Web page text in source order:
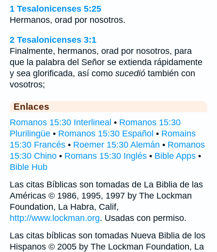
1 Tesalonicenses 5:25
Hermanos, orad por nosotros.
2 Tesalonicenses 3:1
Finalmente, hermanos, orad por nosotros, para
que la palabra del Señor se extienda rápidamente
y sea glorificada, así como sucedió también con
vosotros;
Enlaces
Romanos 15:30 Interlineal • Romanos 15:30
Plurilingüe • Romanos 15:30 Español • Romains
15:30 Francés • Roemer 15:30 Alemán • Romanos
15:30 Chino • Romans 15:30 Inglés • Bible Apps •
Bible Hub
Las citas Bíblicas son tomadas de La Biblia de las
Américas © 1986, 1995, 1997 by The Lockman
Foundation, La Habra, Calif,
http://www.lockman.org. Usadas con permiso.
Las citas bíblicas son tomadas Nueva Biblia de los
Hispanos © 2005 by The Lockman Foundation, La